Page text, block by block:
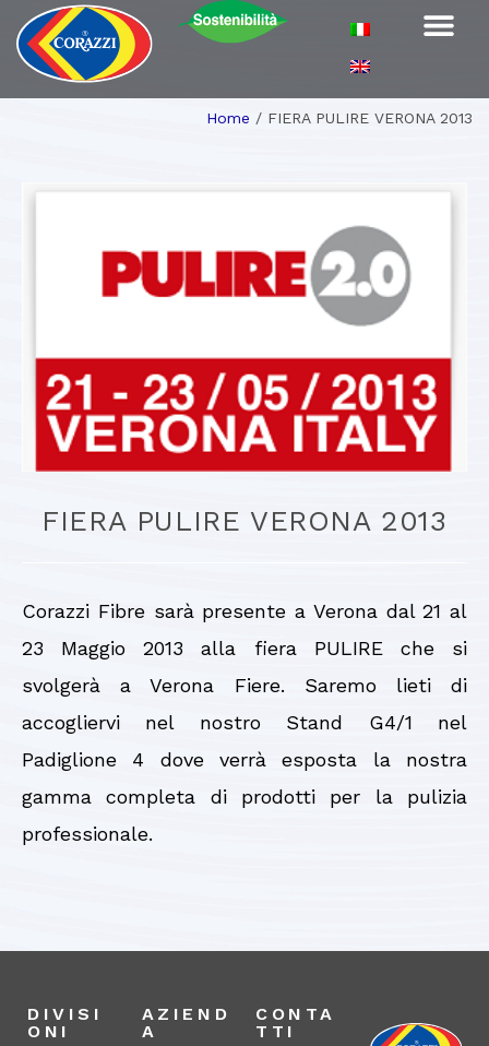
Home / FIERA PULIRE VERONA 2013
FIERA PULIRE VERONA 2013
Corazzi Fibre sarà presente a Verona dal 21 al
23 Maggio 2013 alla fiera PULIRE che si
svolgerà a Verona Fiere. Saremo lieti di
accogliervi nel nostro Stand G4/1 nel
Padiglione 4 dove verrà esposta la nostra
gamma completa di prodotti per la pulizia
professionale.
DIVISI
ONI
AZIEND
A
CONTA
TTI